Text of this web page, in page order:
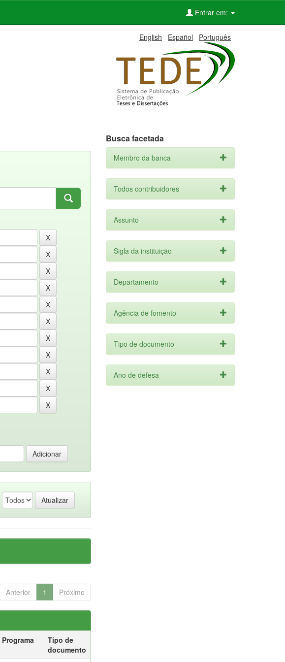
Entrar em:
English Español Português
Anterior 1 Próximo
Programa
Tipo de
documento
Busca facetada
Membro da banca
Todos contribuidores
Assunto
Sigla da instituição
Departamento
Agência de fomento
Tipo de documento
Ano de defesa